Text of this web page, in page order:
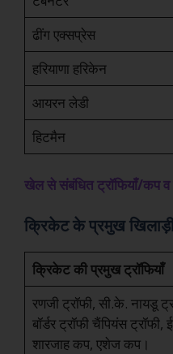
ढींग एक्सप्रेस
हरियाणा हरिकेन
आयरन लेडी
हिटमैन
खेल से संबंधित ट्रॉफियाँ/कप व
क्रिकेट के प्रमुख
क्रिकेट की प्रमुख ट्रॉफियाँ
रणजी ट्रॉफी, सी.के. नायडू
बॉर्डर ट्रॉफी चैंपियंस ट्रॉफी,
शारजाह कप, एशेज कप।